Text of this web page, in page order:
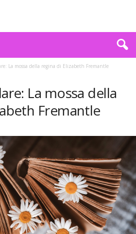
La mossa della regina di Elizabeth Fremantle
La mossa della
Fremantle